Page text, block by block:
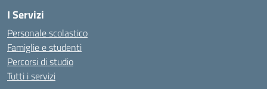
I Servizi
Personale scolastico
Famiglie e studenti
Percorsi di studio
Tutti i servizi